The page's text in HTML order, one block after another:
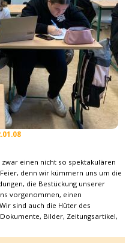
einen nicht so spektakulären
denn wir kümmern uns um die
die Bestückung unserer
vorgenommen, einen
sind auch die Hüter des
Bilder, Zeitungsartikel,